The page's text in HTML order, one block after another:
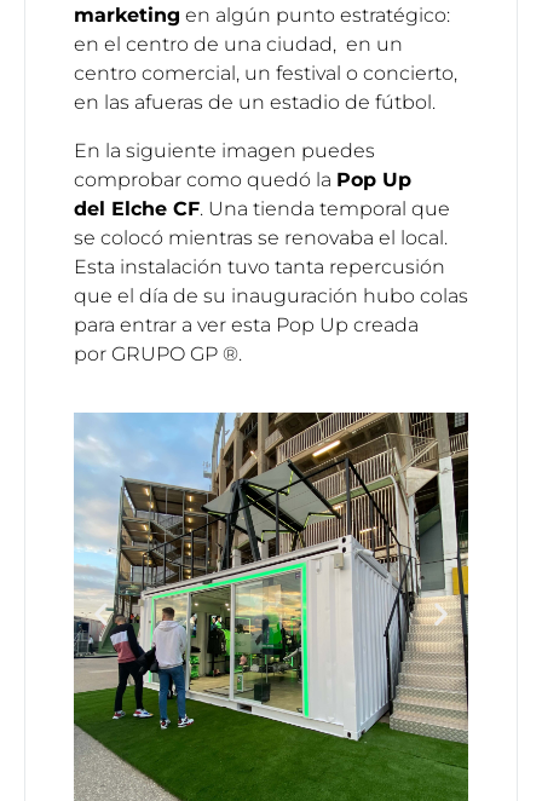
marketing en algún punto estratégico:
en el centro de una ciudad, en un
centro comercial, un festival o concierto,
en las afueras de un estadio de fútbol.
En la siguiente imagen puedes
comprobar como quedó la Pop Up
del Elche CF. Una tienda temporal que
se colocó mientras se renovaba el local.
Esta instalación tuvo tanta repercusión
que el día de su inauguración hubo colas
para entrar a ver esta Pop Up creada
por GRUPO GP ®.